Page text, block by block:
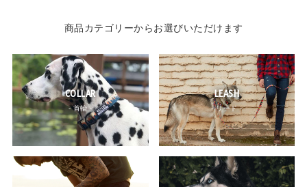
商品カテゴリーからお選びいただけます
COLLAR
- 首輪 -
LEASH
- リード -